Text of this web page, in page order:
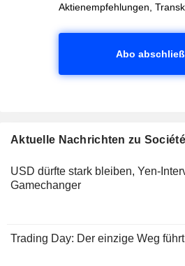
Aktienempfehlungen,
Abo
Aktuelle Nachrichten zu
USD dürfte stark bleiben, Yen-
Gamechanger
Trading Day: Der einzige Weg